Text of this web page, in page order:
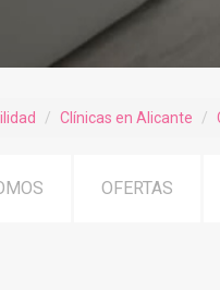
Clínicas en Alicante
OFERTAS